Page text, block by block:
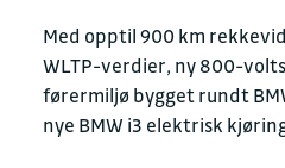
Med opptil 900 km
WLTP-verdier, ny 800-
førermiljø bygget rundt
nye BMW i3 elektrisk